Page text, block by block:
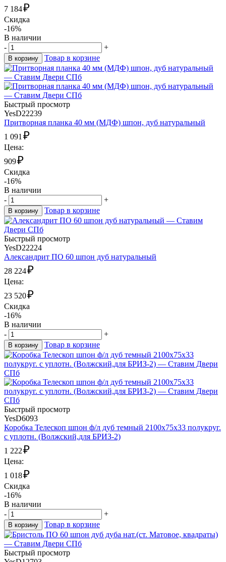
7 184₽
Скидка
-16%
В наличии
-
+
В корзину Товар в корзине
Быстрый просмотр
YesD22239
Притворная планка 40 мм (МДФ) шпон, дуб натуральный
1 091₽
Цена:
909₽
Скидка
-16%
В наличии
-
+
В корзину Товар в корзине
Быстрый просмотр
YesD22224
Александрит ПО 60 шпон дуб натуральный
28 224₽
Цена:
23 520₽
Скидка
-16%
В наличии
-
+
В корзину Товар в корзине
Быстрый просмотр
YesD6093
Коробка Телескоп шпон ф/л дуб темный 2100х75х33 полукруг.
с уплотн. (Волжский,для БРИЗ-2)
1 222₽
Цена:
1 018₽
Скидка
-16%
В наличии
-
+
В корзину Товар в корзине
Быстрый просмотр